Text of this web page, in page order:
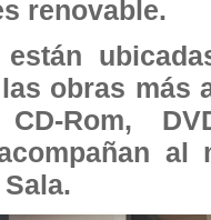
renovable.
obras más
Rom,
al